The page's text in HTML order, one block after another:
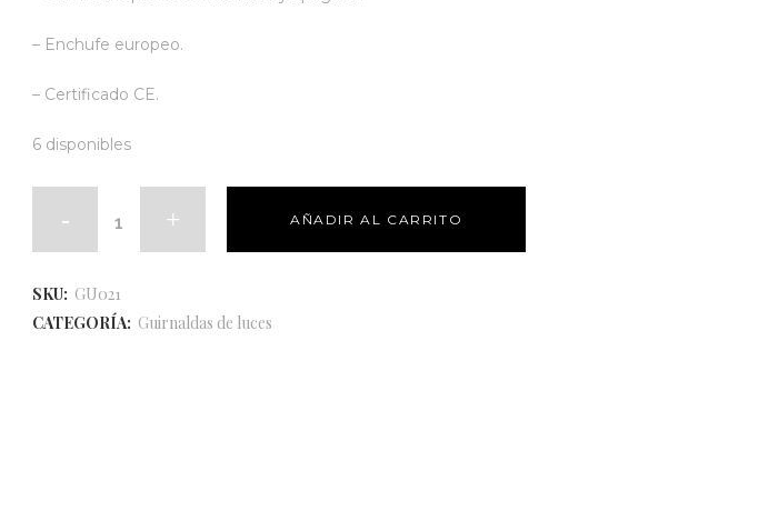
– Enchufe europeo.
– Certificado CE.
6 disponibles
AÑADIR AL CARRITO
SKU: GU021
CATEGORÍA: Guirnaldas de luces